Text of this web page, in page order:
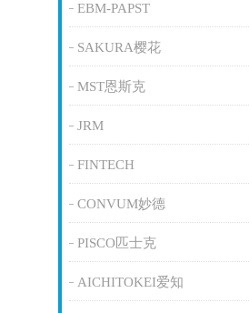
EBM-PAPST
SAKURA樱花
MST恩斯克
JRM
FINTECH
CONVUM妙德
PISCO匹士克
AICHITOKEI爱知